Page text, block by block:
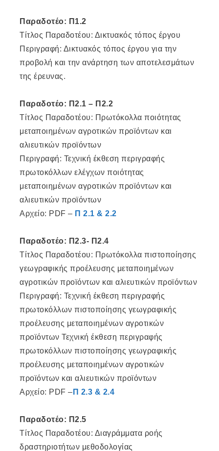
Παραδοτέο: Π1.2
Τίτλος Παραδοτέου: Δικτυακός τόπος έργου
Περιγραφή: Δικτυακός τόπος έργου για την
προβολή και την ανάρτηση των αποτελεσμάτων
της έρευνας.
Παραδοτέο: Π2.1 – Π2.2
Τίτλος Παραδοτέου: Πρωτόκολλα ποιότητας
μεταποιημένων αγροτικών προϊόντων και
αλιευτικών προϊόντων
Περιγραφή: Τεχνική έκθεση περιγραφής
πρωτοκόλλων ελέγχων ποιότητας
μεταποιημένων αγροτικών προϊόντων και
αλιευτικών προϊόντων
Αρχείο: PDF – Π 2.1 & 2.2
Παραδοτέο: Π2.3- Π2.4
Τίτλος Παραδοτέου: Πρωτόκολλα πιστοποίησης
γεωγραφικής προέλευσης μεταποιημένων
αγροτικών προϊόντων και αλιευτικών προϊόντων
Περιγραφή: Τεχνική έκθεση περιγραφής
πρωτοκόλλων πιστοποίησης γεωγραφικής
προέλευσης μεταποιημένων αγροτικών
προϊόντων Τεχνική έκθεση περιγραφής
πρωτοκόλλων πιστοποίησης γεωγραφικής
προέλευσης μεταποιημένων αγροτικών
προϊόντων και αλιευτικών προϊόντων
Αρχείο: PDF – Π 2.3 & 2.4
Παραδοτέο: Π2.5
Τίτλος Παραδοτέου: Διαγράμματα ροής
δραστηριοτήτων μεθοδολογίας